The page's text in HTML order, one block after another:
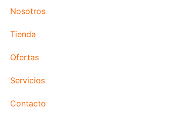
Nosotros
Tienda
Ofertas
Servicios
Contacto